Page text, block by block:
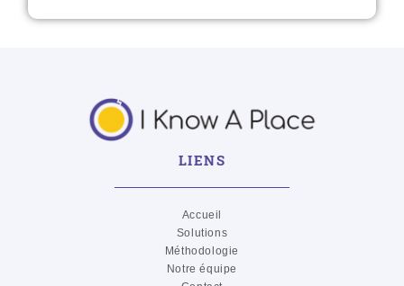
LIENS
Accueil
Solutions
Méthodologie
Notre équipe